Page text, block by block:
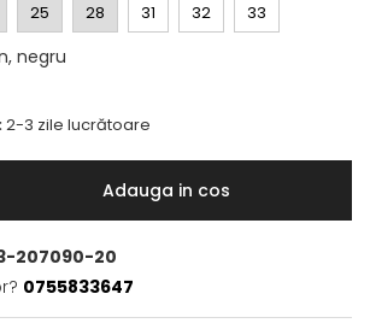
25 28 31 32 33
negru
2-3 zile lucrătoare
Adauga in cos
207090-20
0755833647